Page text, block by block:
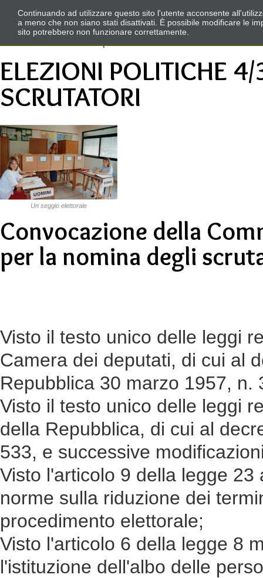
ELEZIONI POLITICHE
SCRUTATORI
Un seggio elettorale
Convocazione della
per la nomina degli
Visto il testo unico delle leggi
Camera dei deputati, di cui al
Repubblica 30 marzo 1957,
Visto il testo unico delle leggi
della Repubblica, di cui al
533, e successive
Visto l'articolo 9 della legge
norme sulla riduzione dei
procedimento elettorale;
Visto l'articolo 6 della legge 8
l'istituzione dell'albo delle
Continuando ad utilizzare questo sito l'utente acconsente
a meno che non siano stati disattivati. È possibile modificare le
sito potrebbero non funzionare correttamente.